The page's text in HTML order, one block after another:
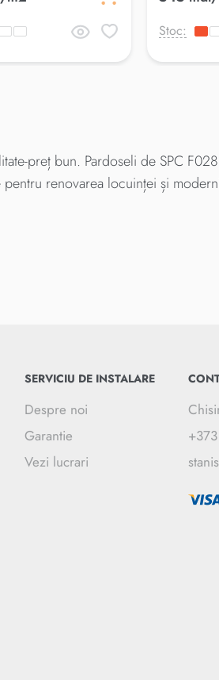
Stoc:
preț bun. Pardoseli de SPC
renovarea locuinței și
SERVICIU DE INSTALARE
Despre noi
Garantie
Vezi lucrari